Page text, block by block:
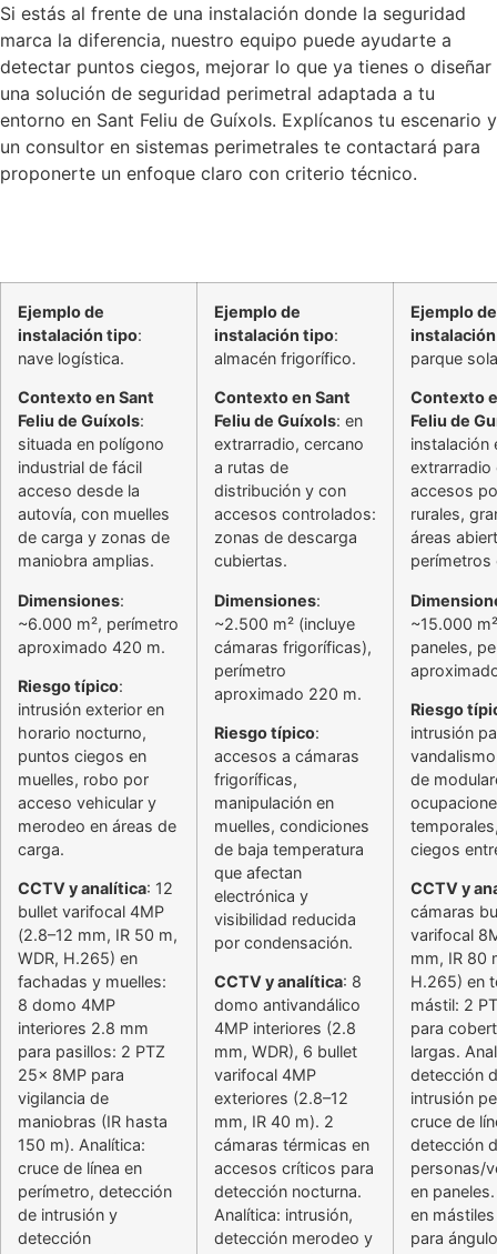
Si estás al frente de una instalación donde la seguridad
marca la diferencia, nuestro equipo puede ayudarte a
detectar puntos ciegos, mejorar lo que ya tienes o diseñar
una solución de seguridad perimetral adaptada a tu
entorno en Sant Feliu de Guíxols. Explícanos tu escenario y
un consultor en sistemas perimetrales te contactará para
proponerte un enfoque claro con criterio técnico.
Ejemplo de
instalación tipo:
nave logística.
Contexto en Sant
Feliu de Guíxols:
situada en polígono
industrial de fácil
acceso desde la
autovía, con muelles
de carga y zonas de
maniobra amplias.
Dimensiones:
~6.000 m², perímetro
aproximado 420 m.
Riesgo típico:
intrusión exterior en
horario nocturno,
puntos ciegos en
muelles, robo por
acceso vehicular y
merodeo en áreas de
carga.
CCTV y analítica: 12
bullet varifocal 4MP
(2.8–12 mm, IR 50 m,
WDR, H.265) en
fachadas y muelles:
8 domo 4MP
interiores 2.8 mm
para pasillos: 2 PTZ
25x 8MP para
vigilancia de
maniobras (IR hasta
150 m). Analítica:
cruce de línea en
perímetro, detección
de intrusión y
detección
Ejemplo de
instalación tipo:
almacén frigorífico.
Contexto en Sant
Feliu de Guíxols: en
extrarradio, cercano
a rutas de
distribución y con
accesos controlados:
zonas de descarga
cubiertas.
Dimensiones:
~2.500 m² (incluye
cámaras frigoríficas),
perímetro
aproximado 220 m.
Riesgo típico:
accesos a cámaras
frigoríficas,
manipulación en
muelles, condiciones
de baja temperatura
que afectan
electrónica y
visibilidad reducida
por condensación.
CCTV y analítica: 8
domo antivandálico
4MP interiores (2.8
mm, WDR), 6 bullet
varifocal 4MP
exteriores (2.8–12
mm, IR 40 m). 2
cámaras térmicas en
accesos críticos para
detección nocturna.
Analítica: intrusión,
detección merodeo y
Ejemplo de
parque
Contexto
Feliu de
instalación
extrarradio
accesos
rurales,
áreas
perímetros
~15.000
paneles,
Riesgo
intrusión
de
ciegos
CCTV y
cámaras
varifocal
mm, IR 80
H.265) en
mástil: 2
para
largas.
detección
intrusión
cruce de
detección
personas/
en
en
para